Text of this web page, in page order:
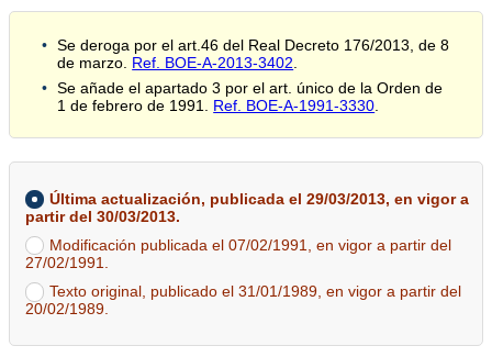
Se deroga por el art.46 del Real Decreto 176/2013, de 8
de marzo. Ref. BOE-A-2013-3402
Se añade el apartado 3 por el art. único de la Orden de
1 de febrero de 1991. Ref. BOE-A-1991-3330
Última actualización, publicada el 29/03/2013, en vigor a
partir del 30/03/2013.
Modificación publicada el 07/02/1991, en vigor a partir del
27/02/1991.
Texto original, publicado el 31/01/1989, en vigor a partir del
20/02/1989.